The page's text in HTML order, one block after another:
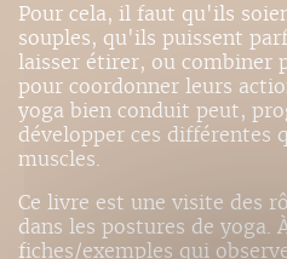
Pour cela, il faut qu'ils
souples, qu'ils puissent
laisser étirer, ou combiner
pour coordonner leurs
yoga bien conduit peut,
développer ces différentes
muscles.
Ce livre est une visite des
dans les postures de yoga.
fiches/exemples qui